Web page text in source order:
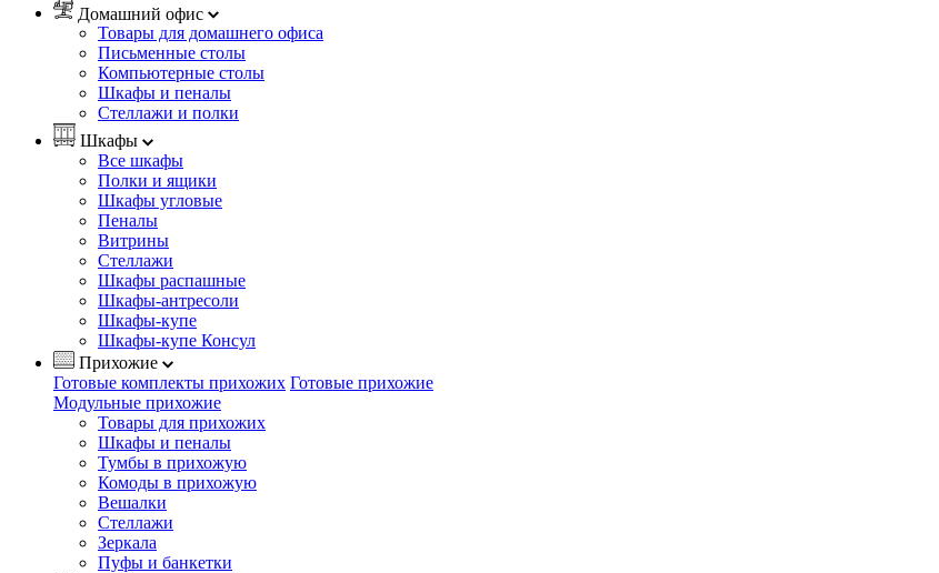
Домашний офис
Товары для домашнего офиса
Письменные столы
Компьютерные столы
Шкафы и пеналы
Стеллажи и полки
Шкафы
Все шкафы
Полки и ящики
Шкафы угловые
Пеналы
Витрины
Стеллажи
Шкафы распашные
Шкафы-антресоли
Шкафы-купе
Шкафы-купе Консул
Прихожие
Готовые комплекты прихожих Готовые прихожие
Модульные прихожие
Товары для прихожих
Шкафы и пеналы
Тумбы в прихожую
Комоды в прихожую
Вешалки
Стеллажи
Зеркала
Пуфы и банкетки